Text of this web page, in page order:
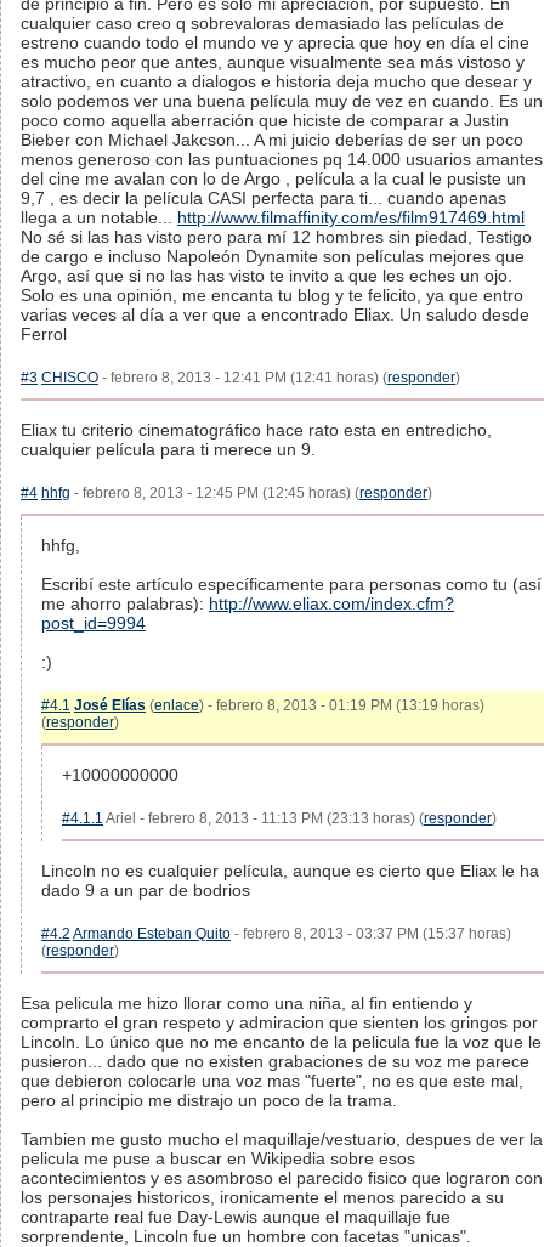
cualquier caso creo q sobrevaloras demasiado las películas de
estreno cuando todo el mundo ve y aprecia que hoy en día el cine
es mucho peor que antes, aunque visualmente sea más vistoso y
atractivo, en cuanto a dialogos e historia deja mucho que desear y
solo podemos ver una buena película muy de vez en cuando. Es un
poco como aquella aberración que hiciste de comparar a Justin
Bieber con Michael Jakcson... A mi juicio deberías de ser un poco
menos generoso con las puntuaciones pq 14.000 usuarios amantes
del cine me avalan con lo de Argo , película a la cual le pusiste un
9,7 , es decir la película CASI perfecta para ti... cuando apenas
llega a un notable... http://www.filmaffinity.com/es/film917469.html
No sé si las has visto pero para mí 12 hombres sin piedad, Testigo
de cargo e incluso Napoleón Dynamite son películas mejores que
Argo, así que si no las has visto te invito a que les eches un ojo.
Solo es una opinión, me encanta tu blog y te felicito, ya que entro
varias veces al día a ver que a encontrado Eliax. Un saludo desde
Ferrol
#3 CHISCO - febrero 8, 2013 - 12:41 PM (12:41 horas) (responder)
Eliax tu criterio cinematográfico hace rato esta en entredicho,
cualquier película para ti merece un 9.
#4 hhfg - febrero 8, 2013 - 12:45 PM (12:45 horas) (responder)
hhfg,
Escribí este artículo específicamente para personas como tu (así
me ahorro palabras): http://www.eliax.com/index.cfm?
post_id=9994
:)
#4.1 José Elías (enlace) - febrero 8, 2013 - 01:19 PM (13:19 horas)
(responder)
+10000000000
#4.1.1 Ariel - febrero 8, 2013 - 11:13 PM (23:13 horas) (responder)
Lincoln no es cualquier película, aunque es cierto que Eliax le ha
dado 9 a un par de bodrios
#4.2 Armando Esteban Quito - febrero 8, 2013 - 03:37 PM (15:37 horas)
(responder)
Esa pelicula me hizo llorar como una niña, al fin entiendo y
comprarto el gran respeto y admiracion que sienten los gringos por
Lincoln. Lo único que no me encanto de la pelicula fue la voz que le
pusieron... dado que no existen grabaciones de su voz me parece
que debieron colocarle una voz mas "fuerte", no es que este mal,
pero al principio me distrajo un poco de la trama.
Tambien me gusto mucho el maquillaje/vestuario, despues de ver la
pelicula me puse a buscar en Wikipedia sobre esos
acontecimientos y es asombroso el parecido fisico que lograron con
los personajes historicos, ironicamente el menos parecido a su
contraparte real fue Day-Lewis aunque el maquillaje fue
sorprendente, Lincoln fue un hombre con facetas "unicas".